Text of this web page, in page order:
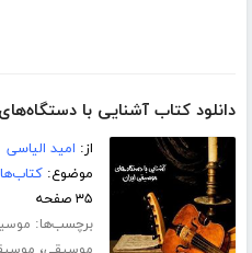
دانلود کتاب آشنایی با
از: امید الیاسی
موضوع:
۳۵ صفحه
برچسب‌ها:
موسیقی